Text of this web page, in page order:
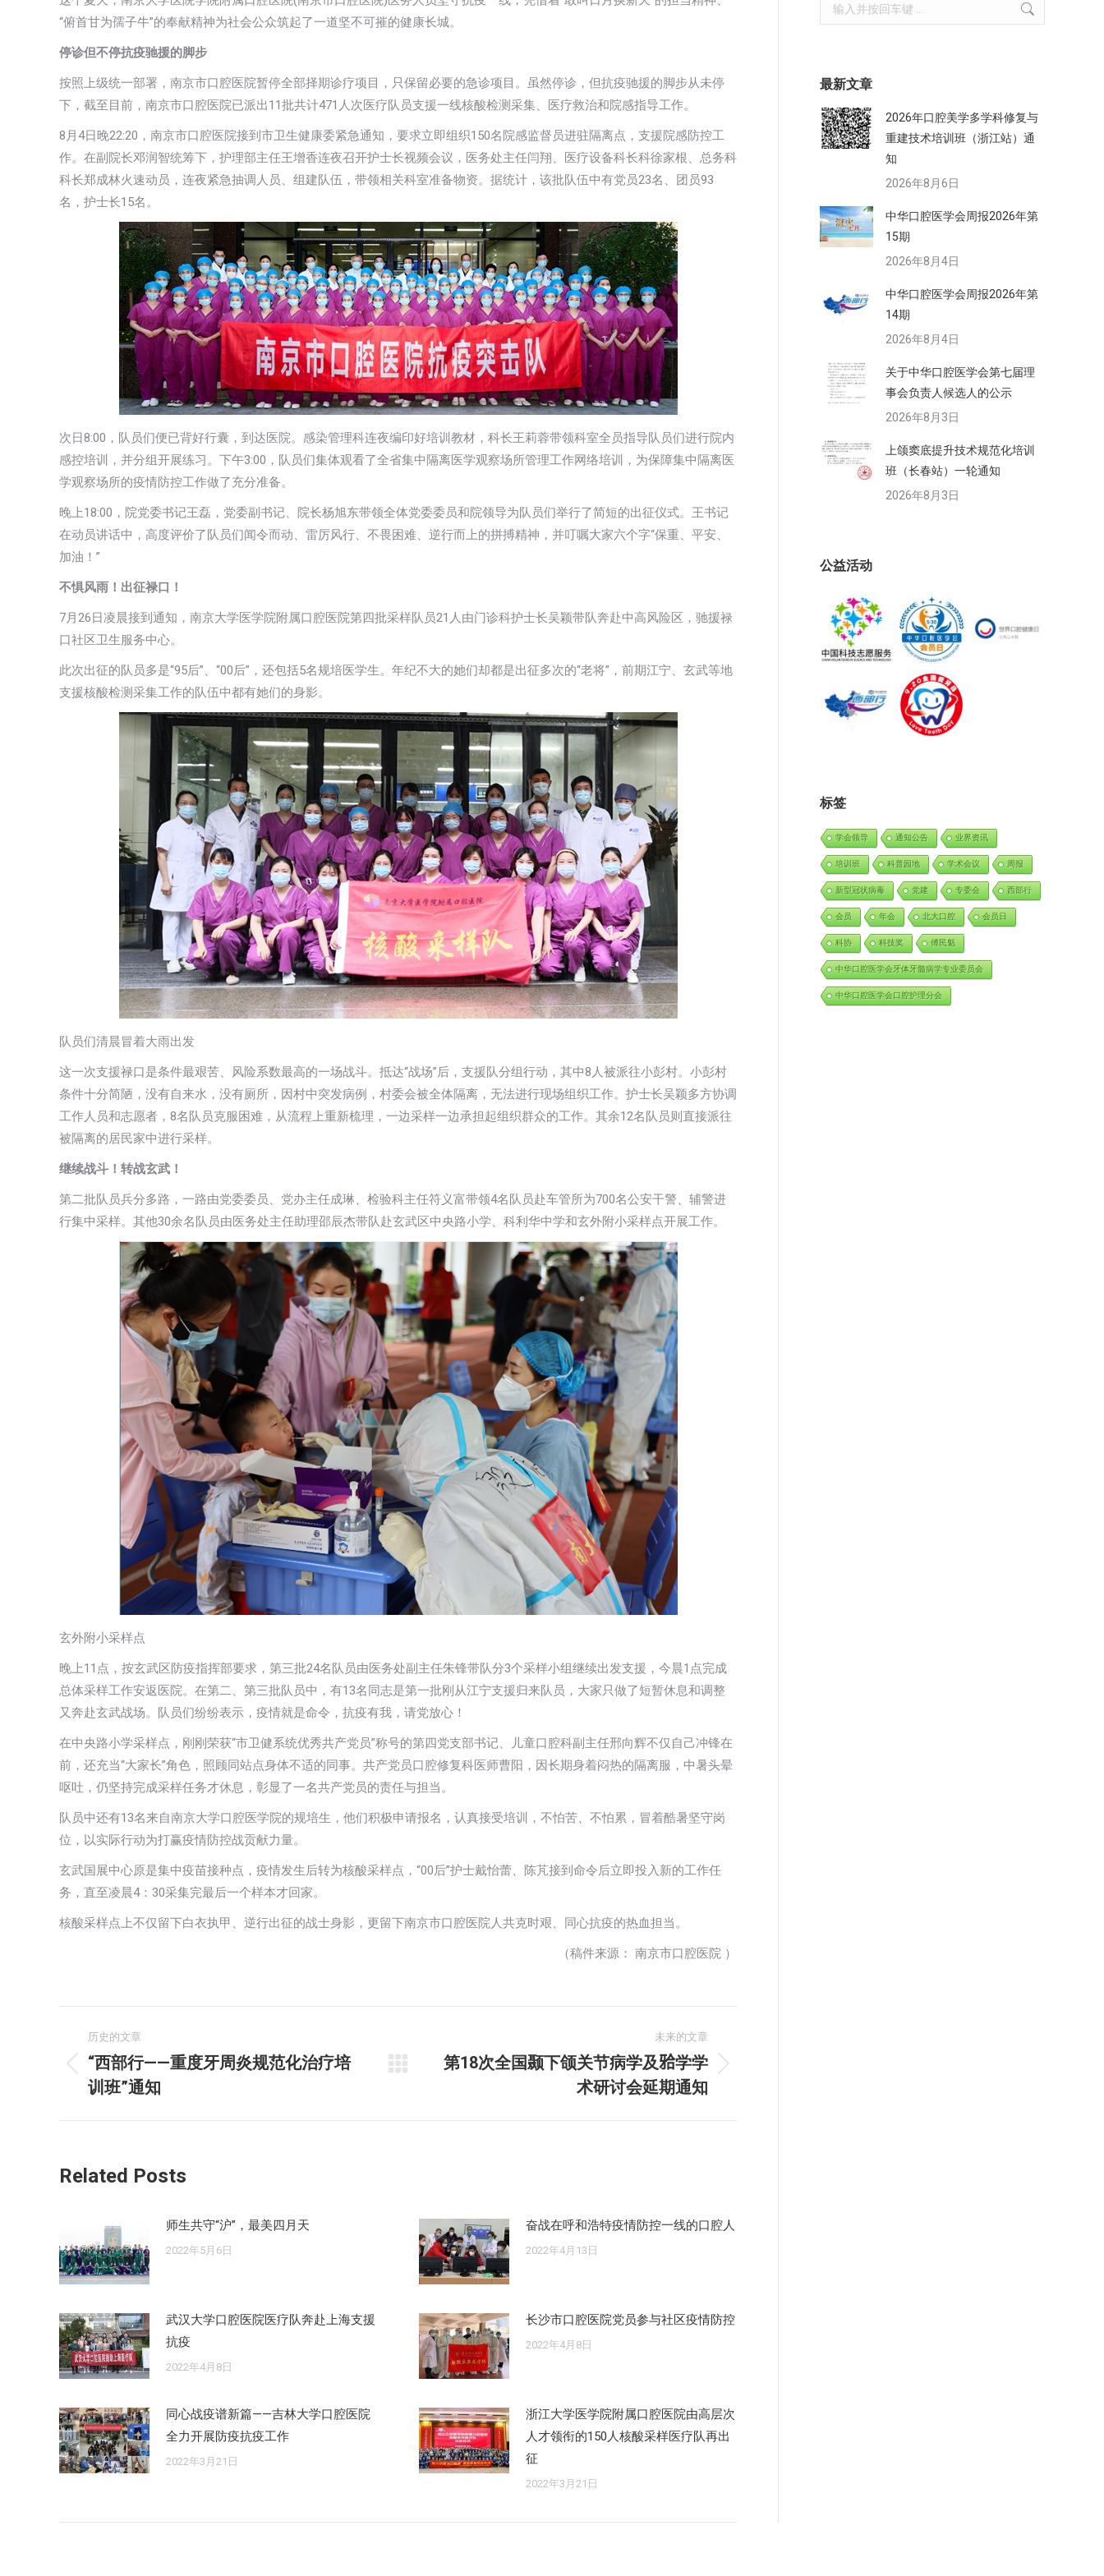
“俯首甘为孺子牛”的奉献精神为社会公众筑起了一道坚不可摧的健康长城。
停诊但不停抗疫驰援的脚步
按照上级统一部署，南京市口腔医院暂停全部择期诊疗项目，只保留必要的急诊项目。虽然停诊，但抗疫驰援的脚步从未停
下，截至目前，南京市口腔医院已派出11批共计471人次医疗队员支援一线核酸检测采集、医疗救治和院感指导工作。
8月4日晚22:20，南京市口腔医院接到市卫生健康委紧急通知，要求立即组织150名院感监督员进驻隔离点，支援院感防控工
作。在副院长邓润智统筹下，护理部主任王增香连夜召开护士长视频会议，医务处主任闫翔、医疗设备科长科徐家根、总务科
科长郑成林火速动员，连夜紧急抽调人员、组建队伍，带领相关科室准备物资。据统计，该批队伍中有党员23名、团员93
名，护士长15名。
次日8:00，队员们便已背好行囊，到达医院。感染管理科连夜编印好培训教材，科长王莉蓉带领科室全员指导队员们进行院内
感控培训，并分组开展练习。下午3:00，队员们集体观看了全省集中隔离医学观察场所管理工作网络培训，为保障集中隔离医
学观察场所的疫情防控工作做了充分准备。
晚上18:00，院党委书记王磊，党委副书记、院长杨旭东带领全体党委委员和院领导为队员们举行了简短的出征仪式。王书记
在动员讲话中，高度评价了队员们闻令而动、雷厉风行、不畏困难、逆行而上的拼搏精神，并叮嘱大家六个字“保重、平安、
加油！”
不惧风雨！出征禄口！
7月26日凌晨接到通知，南京大学医学院附属口腔医院第四批采样队员21人由门诊科护士长吴颖带队奔赴中高风险区，驰援禄
口社区卫生服务中心。
此次出征的队员多是“95后”、“00后”，还包括5名规培医学生。年纪不大的她们却都是出征多次的“老将”，前期江宁、玄武等地
支援核酸检测采集工作的队伍中都有她们的身影。
队员们清晨冒着大雨出发
这一次支援禄口是条件最艰苦、风险系数最高的一场战斗。抵达“战场”后，支援队分组行动，其中8人被派往小彭村。小彭村
条件十分简陋，没有自来水，没有厕所，因村中突发病例，村委会被全体隔离，无法进行现场组织工作。护士长吴颖多方协调
工作人员和志愿者，8名队员克服困难，从流程上重新梳理，一边采样一边承担起组织群众的工作。其余12名队员则直接派往
被隔离的居民家中进行采样。
继续战斗！转战玄武！
第二批队员兵分多路，一路由党委委员、党办主任成琳、检验科主任符义富带领4名队员赴车管所为700名公安干警、辅警进
行集中采样。其他30余名队员由医务处主任助理邵辰杰带队赴玄武区中央路小学、科利华中学和玄外附小采样点开展工作。
玄外附小采样点
晚上11点，按玄武区防疫指挥部要求，第三批24名队员由医务处副主任朱锋带队分3个采样小组继续出发支援，今晨1点完成
总体采样工作安返医院。在第二、第三批队员中，有13名同志是第一批刚从江宁支援归来队员，大家只做了短暂休息和调整
又奔赴玄武战场。队员们纷纷表示，疫情就是命令，抗疫有我，请党放心！
在中央路小学采样点，刚刚荣获“市卫健系统优秀共产党员”称号的第四党支部书记、儿童口腔科副主任邢向辉不仅自己冲锋在
前，还充当“大家长”角色，照顾同站点身体不适的同事。共产党员口腔修复科医师曹阳，因长期身着闷热的隔离服，中暑头晕
呕吐，仍坚持完成采样任务才休息，彰显了一名共产党员的责任与担当。
队员中还有13名来自南京大学口腔医学院的规培生，他们积极申请报名，认真接受培训，不怕苦、不怕累，冒着酷暑坚守岗
位，以实际行动为打赢疫情防控战贡献力量。
玄武国展中心原是集中疫苗接种点，疫情发生后转为核酸采样点，“00后”护士戴怡蕾、陈芃接到命令后立即投入新的工作任
务，直至凌晨4：30采集完最后一个样本才回家。
核酸采样点上不仅留下白衣执甲、逆行出征的战士身影，更留下南京市口腔医院人共克时艰、同心抗疫的热血担当。
（稿件来源： 南京市口腔医院 ）
章
航
历史的文章
历
史
的
“西部行——重度牙周炎规范化治疗培
训班”通知
未来的文章
未
的
第18次全国颞下颌关节病学及𬌗学学
术研讨会延期通知
Related Posts
师生共守“沪”，最美四月天
2022年5月6日
奋战在呼和浩特疫情防控一线的口腔人
2022年4月13日
武汉大学口腔医院医疗队奔赴上海支援
抗疫
2022年4月8日
长沙市口腔医院党员参与社区疫情防控
2022年4月8日
同心战疫谱新篇——吉林大学口腔医院
全力开展防疫抗疫工作
2022年3月21日
浙江大学医学院附属口腔医院由高层次
人才领衔的150人核酸采样医疗队再出
征
2022年3月21日
最新文章
2026年口腔美学多学科修复与
重建技术培训班（浙江站）通
知
2026年8月6日
中华口腔医学会周报2026年第
15期
2026年8月4日
中华口腔医学会周报2026年第
14期
2026年8月4日
关于中华口腔医学会第七届理
事会负责人候选人的公示
2026年8月3日
上颌窦底提升技术规范化培训
班（长春站）一轮通知
2026年8月3日
公益活动
标签
学会领导 通知公告 业界资讯
培训班 科普园地 学术会议 周报
新型冠状病毒 党建 专委会 西部行
会员 年会 北大口腔 会员日
科协 科技奖 傅民魁
中华口腔医学会牙体牙髓病学专业委员会
中华口腔医学会口腔护理分会